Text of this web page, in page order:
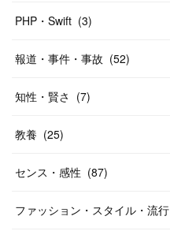
PHP・Swift (3)
報道・事件・事故 (52)
知性・賢さ (7)
教養 (25)
センス・感性 (87)
ファッション・スタイル・流行